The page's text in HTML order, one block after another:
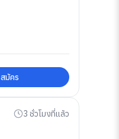
สมัคร
3 ชั่วโมงที่แล้ว